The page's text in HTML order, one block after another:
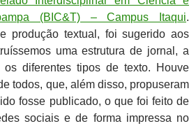
(BIC&T) – Campus Itaqui.
produção textual, foi sugerido aos
uma estrutura de jornal, a
diferentes tipos de texto. Houve
todos, que, além disso, propuseram
fosse publicado, o que foi feito de
sociais e de forma impressa no